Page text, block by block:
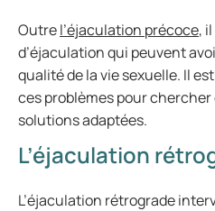
Outrel’éjaculation précoce,
d’éjaculation qui peuvent
qualité de la vie sexuelle. Il
ces problèmes pour
solutions adaptées.
L’éjaculation
L’éjaculation rétrograde